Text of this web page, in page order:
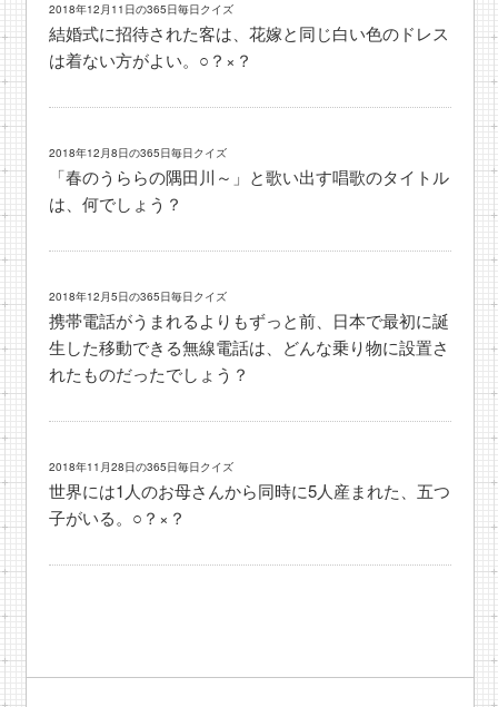
2018年12月11日の365日毎日クイズ
結婚式に招待された客は、花嫁と同じ白い色のドレス
は着ない方がよい。○？×？
2018年12月8日の365日毎日クイズ
「春のうららの隅田川～」と歌い出す唱歌のタイトル
は、何でしょう？
2018年12月5日の365日毎日クイズ
携帯電話がうまれるよりもずっと前、日本で最初に誕
生した移動できる無線電話は、どんな乗り物に設置さ
れたものだったでしょう？
2018年11月28日の365日毎日クイズ
世界には1人のお母さんから同時に5人産まれた、五つ
子がいる。○？×？